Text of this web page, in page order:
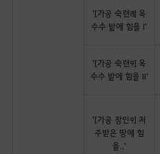
'[가공 숙련8] 옥
수수 밭에 힘을 I'
'[가공 숙련9] 옥
수수 밭에 힘을 II'
'[가공 장인9] 저
주받은 땅에 힘
을..'